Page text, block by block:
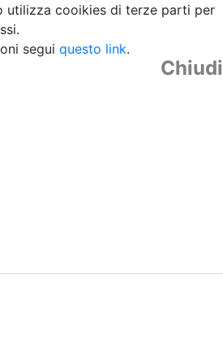
utilizza cooikies di terze parti per
segui questo link.
Chiudi